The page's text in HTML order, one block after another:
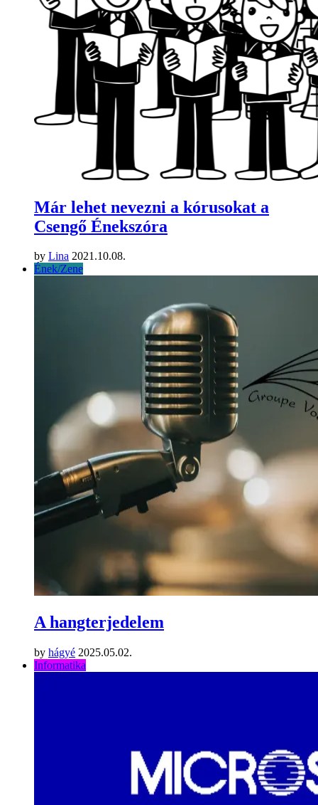
Már lehet nevezni a kórusokat a
Csengő Énekszóra
by Lina 2021.10.08.
Ének/Zene
A hangterjedelem
by hágyé 2025.05.02.
Informatika